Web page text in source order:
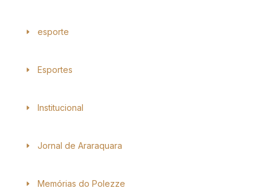
esporte
Esportes
Institucional
Jornal de Araraquara
Memórias do Polezze